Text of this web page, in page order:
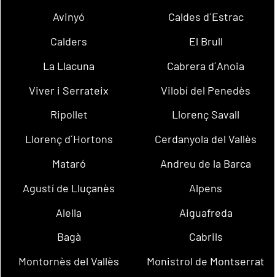
Avinyó
Caldes d´Estrac
Calders
El Brull
La Llacuna
Cabrera d´Anoia
Viver i Serrateix
Vilobí del Penedès
Ripollet
Llorenç Savall
Llorenç d´Hortons
Cerdanyola del Vallès
Mataró
Andreu de la Barca
Agustí de Lluçanès
Alpens
Alella
Aiguafreda
Bagà
Cabrils
Montornès del Vallès
Monistrol de Montserrat